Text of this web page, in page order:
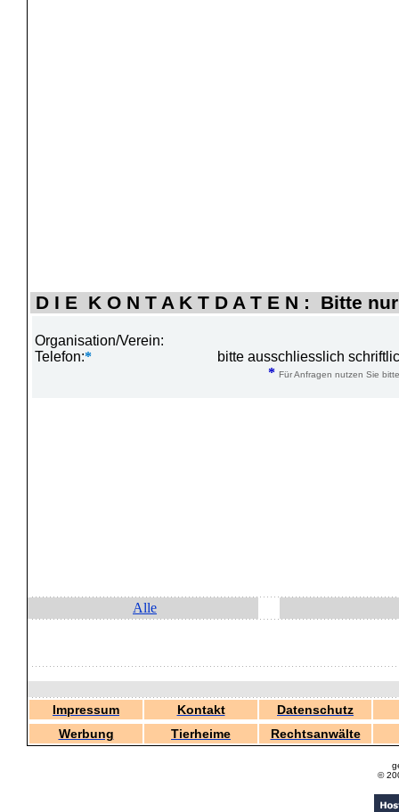
D I E K O N T A K T D A T E N : Bitte
Organisation/Verein:
Telefon:*
bitte ausschliesslich
* Für Anfragen nutzen Sie
Alle
Impressum Kontakt
Datenschutz
Werbung
Tierheime Rechtsanwälte
©